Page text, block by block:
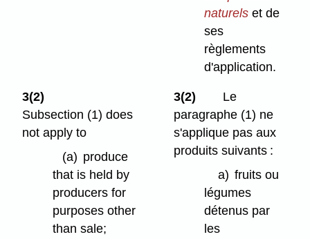
naturels et de
ses
règlements
d'application.
3(2)
Subsection (1) does
not apply to
(a) produce
that is held by
producers for
purposes other
than sale;
3(2)
Le
paragraphe (1) ne
s'applique pas aux
produits suivants :
a) fruits ou
légumes
détenus par
les